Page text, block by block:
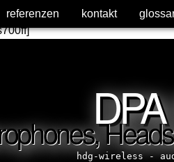
referenzen kontakt
referenzen kontakt
hdg-wireless -